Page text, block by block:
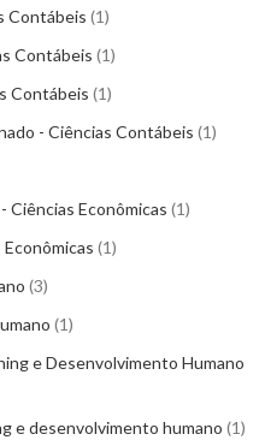
Contábeis 1
Contábeis 1
Contábeis 1
- Ciências Contábeis 1
Econômicas 1
1
3
1
e Desenvolvimento Humano
e desenvolvimento humano 1